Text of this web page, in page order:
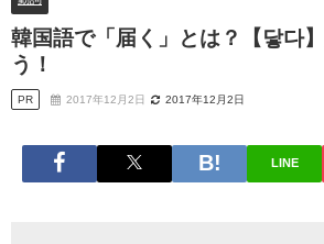
韓国語で「届く」とは？【닿다
う！
PR 2017年12月2日 2017年12月2日
LINE